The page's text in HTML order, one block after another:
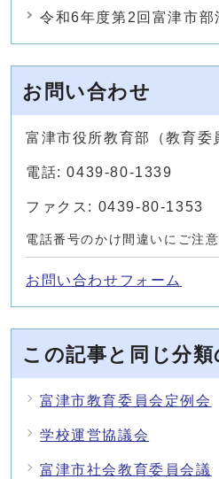
令和6年度第2回富津市部
お問い合わせ
富津市役所教育部（教育委
電話: 0439-80-1339
ファクス: 0439-80-1353
電話番号のかけ間違いにご注意
お問い合わせフォーム
この記事と同じ分類
富津市教育委員会定例会
学校運営協議会
富津市社会教育委員会議